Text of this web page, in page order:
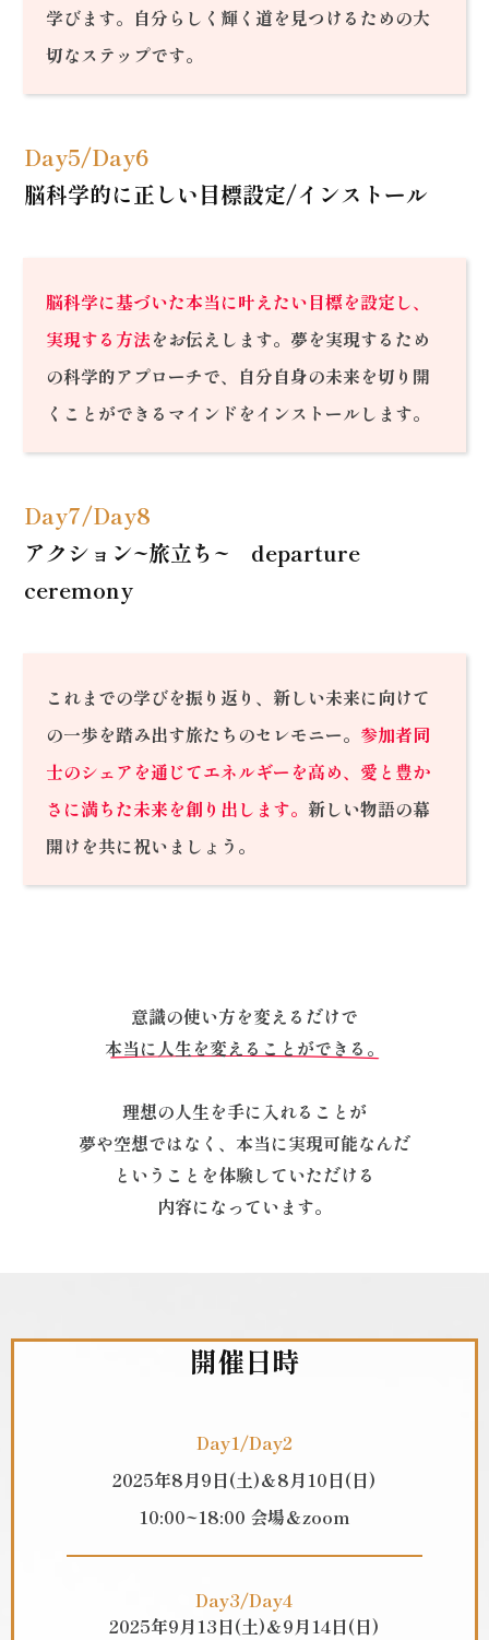
学びます。自分らしく輝く道を見つけるための大
切なステップです。
Day5/Day6
脳科学的に正しい目標設定/インストール
脳科学に基づいた本当に叶えたい目標を設定し、
実現する方法をお伝えします。夢を実現するため
の科学的アプローチで、自分自身の未来を切り開
くことができるマインドをインストールします。
Day7/Day8
アクション~旅立ち~ departure
ceremony
これまでの学びを振り返り、新しい未来に向けて
の一歩を踏み出す旅たちのセレモニー。 参加者同
士のシェアを通じてエネルギーを高め、愛と豊か
さに満ちた未来を創り出します。 新しい物語の幕
開けを共に祝いましょう。
意識の使い方を変えるだけで
本当に人生を変えることができる。
理想の人生を手に入れることが
夢や空想ではなく、本当に実現可能なんだ
ということを体験していただける
内容になっています。
開催日時
Day1/Day2
2025年8月9日(土)＆8月10日(日)
10:00~18:00 会場＆zoom
Day3/Day4
2025年9月13日(土)＆9月14日(日)